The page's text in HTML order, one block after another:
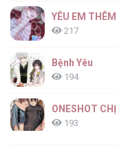
YÊU EM
217
Bệnh Yêu
194
ONESHOT
193